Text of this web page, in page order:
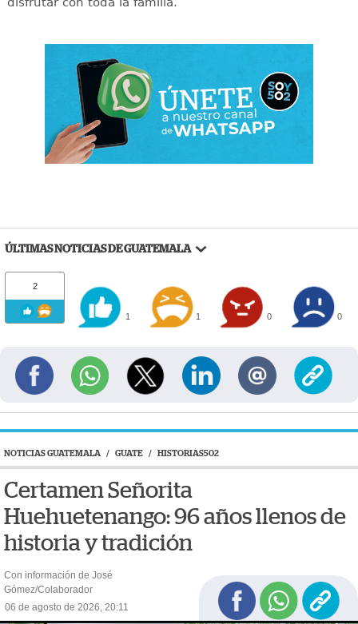
ÚLTIMAS NOTICIAS DE GUATEMALA
2
1 1 0 0
NOTICIAS GUATEMALA / GUATE / HISTORIAS502
Certamen Señorita
Huehuetenango: 96 años llenos de
historia y tradición
Con información de José
Gómez/Colaborador
06 de agosto de 2026, 20:11